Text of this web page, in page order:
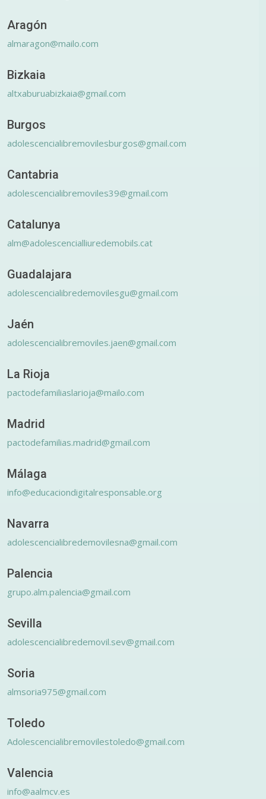
Aragón
almaragon@mailo.com
Bizkaia
altxaburuabizkaia@gmail.com
Burgos
adolescencialibremovilesburgos@gmail.com
Cantabria
adolescencialibremoviles39@gmail.com
Catalunya
alm@adolescencialliuredemobils.cat
Guadalajara
adolescencialibredemovilesgu@gmail.com
Jaén
adolescencialibremoviles.jaen@gmail.com
La Rioja
pactodefamiliaslarioja@mailo.com
Madrid
pactodefamilias.madrid@gmail.com
Málaga
info@educaciondigitalresponsable.org
Navarra
adolescencialibredemovilesna@gmail.com
Palencia
grupo.alm.palencia@gmail.com
Sevilla
adolescencialibredemovil.sev@gmail.com
Soria
almsoria975@gmail.com
Toledo
Adolescencialibremovilestoledo@gmail.com
Valencia
info@aalmcv.es